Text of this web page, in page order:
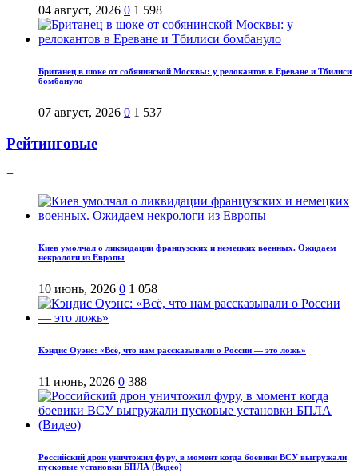
04 август, 2026 0 1 598
Британец в шоке от собянинской Москвы: у релокантов в Ереване и Тбилиси
бомбануло
07 август, 2026 0 1 537
Рейтинговые
+
Киев умолчал о ликвидации французских и немецких военных. Ожидаем
некрологи из Европы
10 июнь, 2026 0 1 058
Кэндис Оуэнс: «Всё, что нам рассказывали о России — это ложь»
11 июнь, 2026 0 388
Российский дрон уничтожил фуру, в момент когда боевики ВСУ выгружали
пусковые установки БПЛА (Видео)